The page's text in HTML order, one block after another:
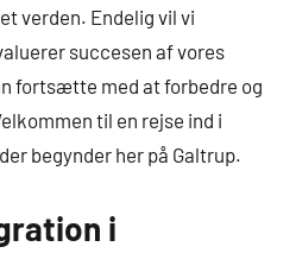
verden. Endelig vil vi
succesen af vores
fortsætte med at forbedre og
til en rejse ind i
begynder her på Galtrup.
i